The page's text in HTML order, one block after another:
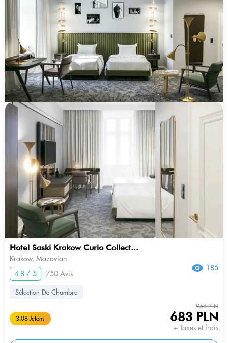
Hotel Saski Krakow Curio Collect...
Krakow, Mazovian
4.8 / 5
750 Avis
185
Sélection De Chambre
3.08 Jetons
956 PLN
683 PLN
+ Taxes et frais